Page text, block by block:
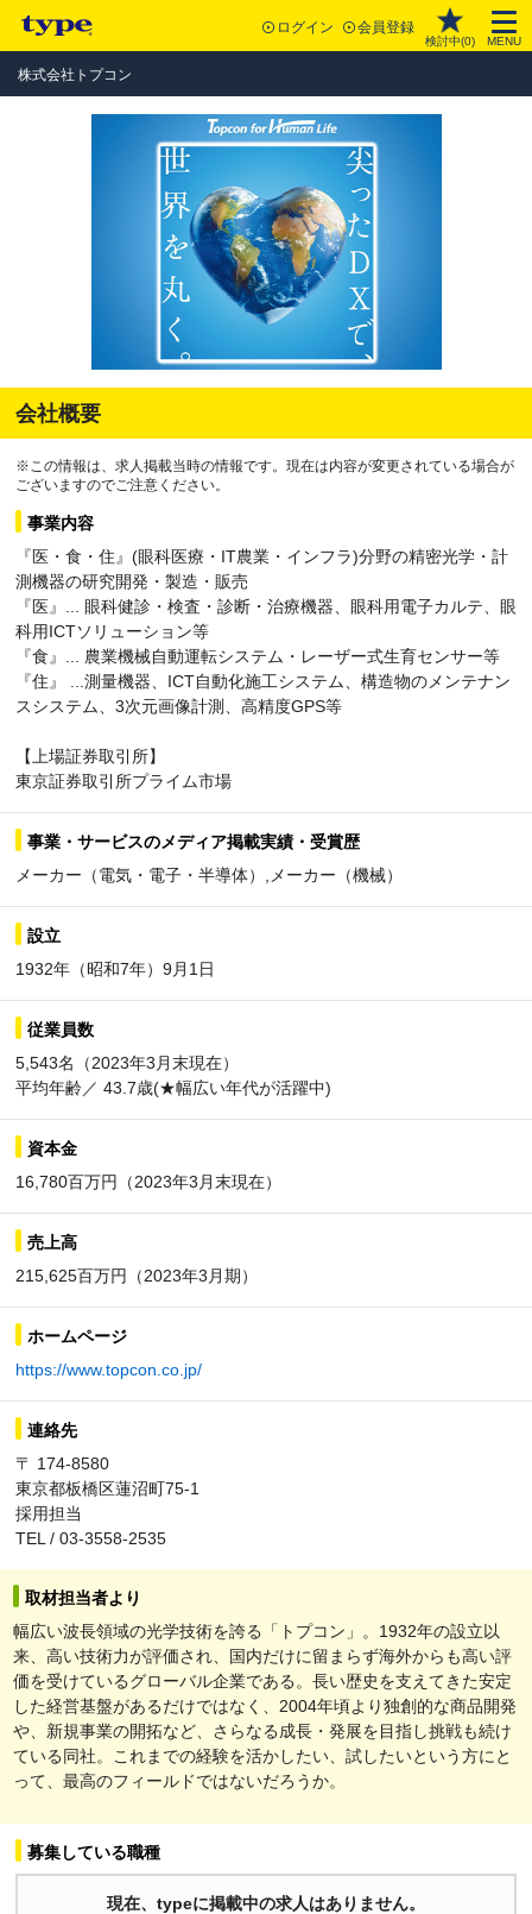
ログイン 会員登録
検討中(0) MENU
株式会社トプコン
会社概要
※この情報は、求人掲載当時の情報です。現在は内容が変更されている場合が
ございますのでご注意ください。
事業内容
『医・食・住』(眼科医療・IT農業・インフラ)分野の精密光学・計
測機器の研究開発・製造・販売
『医』... 眼科健診・検査・診断・治療機器、眼科用電子カルテ、眼
科用ICTソリューション等
『食』... 農業機械自動運転システム・レーザー式生育センサー等
『住』 ...測量機器、ICT自動化施工システム、構造物のメンテナン
スシステム、3次元画像計測、高精度GPS等
【上場証券取引所】
東京証券取引所プライム市場
事業・サービスのメディア掲載実績・受賞歴
メーカー（電気・電子・半導体）,メーカー（機械）
設立
1932年（昭和7年）9月1日
従業員数
5,543名（2023年3月末現在）
平均年齢／ 43.7歳(★幅広い年代が活躍中)
資本金
16,780百万円（2023年3月末現在）
売上高
215,625百万円（2023年3月期）
ホームページ
https://www.topcon.co.jp/
連絡先
〒 174-8580
東京都板橋区蓮沼町75-1
採用担当
TEL / 03-3558-2535
取材担当者より
幅広い波長領域の光学技術を誇る「トプコン」。1932年の設立以
来、高い技術力が評価され、国内だけに留まらず海外からも高い評
価を受けているグローバル企業である。長い歴史を支えてきた安定
した経営基盤があるだけではなく、2004年頃より独創的な商品開発
や、新規事業の開拓など、さらなる成長・発展を目指し挑戦も続け
ている同社。これまでの経験を活かしたい、試したいという方にと
って、最高のフィールドではないだろうか。
募集している職種
現在、typeに掲載中の求人はありません。